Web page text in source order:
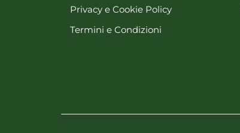
Privacy e Cookie Policy
Termini e Condizioni